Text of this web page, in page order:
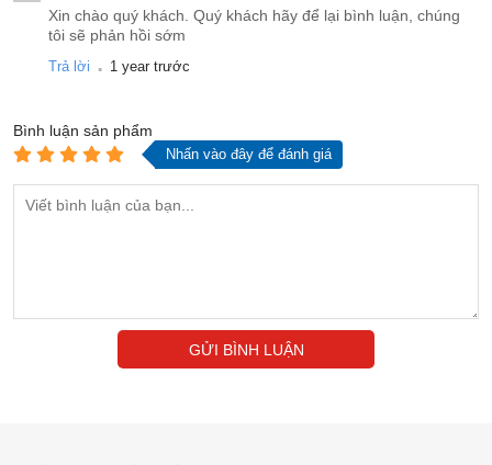
Xin chào quý khách. Quý khách hãy để lại bình luận, chúng
tôi sẽ phản hồi sớm
Trả lời . 1 year trước
Bình luận sản phẩm
Nhấn vào đây để đánh giá
GỬI BÌNH LUẬN